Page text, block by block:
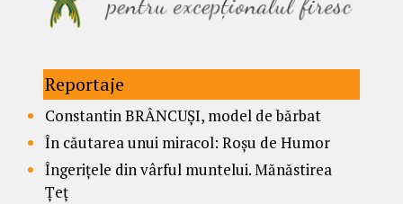
Reportaje
Constantin BRÂNCUȘI, model de bărbat
În căutarea unui miracol: Roșu de Humor
Îngerițele din vârful muntelui. Mănăstirea
Țeț